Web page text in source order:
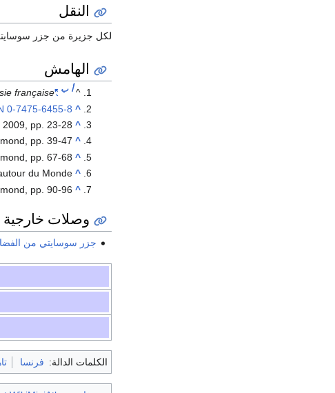
النقل
لكل جزيرة من جزر
الهامش
^أ ب "Population"
française
^
0-7475-6455-8
^
pp. 23-28
^
pp. 39-47
^
pp. 67-68
^
du Monde
^
pp. 90-96
وصلات خارجية
جزر سوسايتي من
الكلمات الدالة: فرنسا